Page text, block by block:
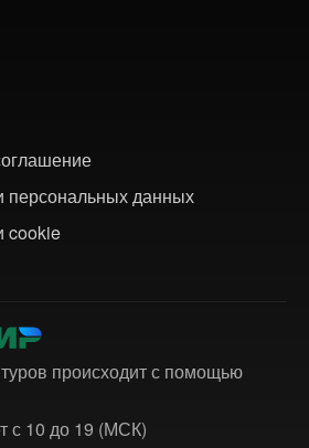
персональных данных
cookie
происходит с помощью
с 10 до 19 (МСК)